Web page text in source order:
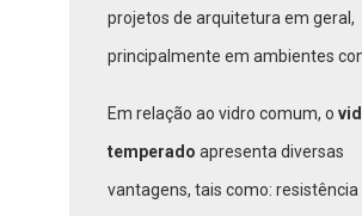
projetos de arquitetura em geral,
principalmente em ambientes
Em relação ao vidro comum, o
temperado apresenta diversas
vantagens, tais como: resistência